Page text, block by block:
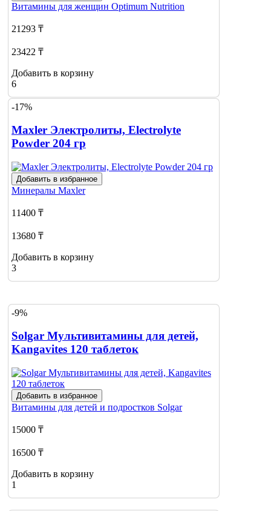
Витамины для женщин Optimum Nutrition
21293 ₸
23422 ₸
Добавить в корзину
6
-17%
Maxler Электролиты, Electrolyte
Powder 204 гр
Добавить в избранное
Минералы Maxler
11400 ₸
13680 ₸
Добавить в корзину
3
-9%
Solgar Мультивитамины для детей,
Kangavites 120 таблеток
Добавить в избранное
Витамины для детей и подростков Solgar
15000 ₸
16500 ₸
Добавить в корзину
1